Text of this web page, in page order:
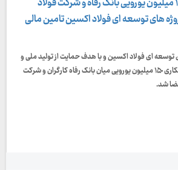
های توسعه ای فولاد اکسین تامین مالی
توسعه ای فولاد اکسین و با هدف حمایت از تولید ملی و
اشتغالزایی تفاهم‌نامه همکاری ۱۵٠ میلیون یورویی میان بانک رفاه کارگران و شرکت
شد.